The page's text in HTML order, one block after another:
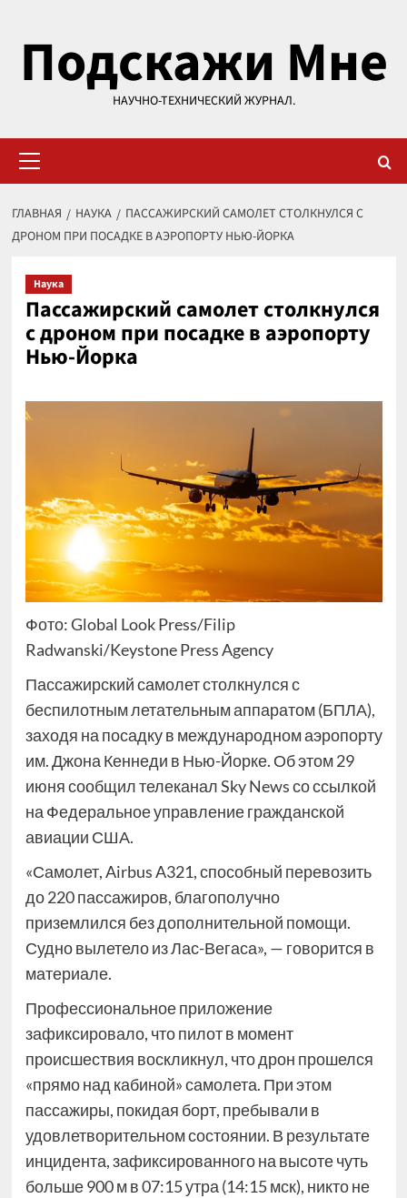
содержимому
Подскажи Мне
НАУЧНО-ТЕХНИЧЕСКИЙ ЖУРНАЛ.
меню
ГЛАВНАЯ НАУКА
ПАССАЖИРСКИЙ САМОЛЕТ СТОЛКНУЛСЯ С
ДРОНОМ ПРИ ПОСАДКЕ В АЭРОПОРТУ НЬЮ-ЙОРКА
Наука
Пассажирский самолет столкнулся
с дроном при посадке в аэропорту
Нью-Йорка
Фото: Global Look Press/Filip
Radwanski/Keystone Press Agency
Пассажирский самолет столкнулся с
беспилотным летательным аппаратом (БПЛА),
заходя на посадку в международном аэропорту
им. Джона Кеннеди в Нью-Йорке. Об этом 29
июня сообщил телеканал Sky News со ссылкой
на Федеральное управление гражданской
авиации США.
«Самолет, Airbus A321, способный перевозить
до 220 пассажиров, благополучно
приземлился без дополнительной помощи.
Судно вылетело из Лас-Вегаса», — говорится в
материале.
Профессиональное приложение
зафиксировало, что пилот в момент
происшествия воскликнул, что дрон прошелся
«прямо над кабиной» самолета. При этом
пассажиры, покидая борт, пребывали в
удовлетворительном состоянии. В результате
инцидента, зафиксированного на высоте чуть
больше 900 м в 07:15 утра (14:15 мск), никто не